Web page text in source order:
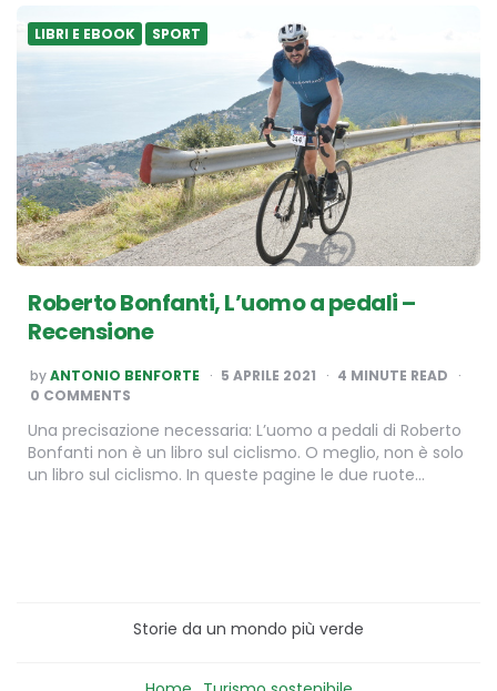
LIBRI E EBOOK SPORT
Roberto Bonfanti, L’uomo a pedali –
Recensione
POSTED
BY
byANTONIO BENFORTE 5 APRILE 2021 4 MINUTE READ
0 COMMENTS
Una precisazione necessaria: L’uomo a pedali di Roberto
Bonfanti non è un libro sul ciclismo. O meglio, non è solo
un libro sul ciclismo. In queste pagine le due ruote…
Storie da un mondo più verde